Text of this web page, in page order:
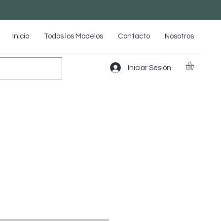
Inicio Todos los Modelos Contacto Nosotros
Iniciar Sesión